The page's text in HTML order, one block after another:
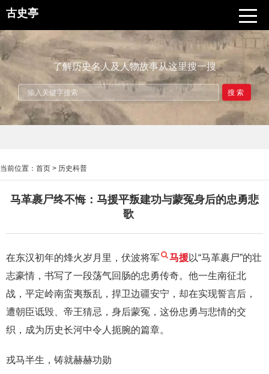
古史亭
了解历史名人及人物故事从这里搜一搜
搜索
当前位置： 首页 > 历史科普
马革裹尸终不悔：马援平叛建功与蒙冤身后的忠勇悲
歌
在东汉初年的烽火岁月里，伏波将军 马援以“马革裹尸”的壮
志豪情，书写了一段荡气回肠的忠勇传奇。他一生南征北
战，平定岭南蛮夷叛乱，捍卫边疆安宁，却在实现誓言后，
遭朝臣诋毁、帝王猜忌，身后蒙冤，这份忠勇与悲情的交
织，成为历史长河中令人扼腕的篇章。
戎马半生，铸就赫赫功勋